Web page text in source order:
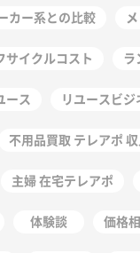
カー系との比較
サイクルコスト ラ
ース リユースビジ
不用品買取 テレアポ 収
主婦 在宅テレアポ
体験談 価格